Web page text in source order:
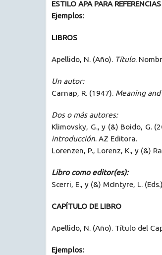
ESTILO APA PARA
Ejemplos:
LIBROS
Apellido, N. (Año). Título.
Un autor:
Carnap, R. (1947). Meaning
Dos o más autores:
Klimovsky, G., y (&) Boido, G.
introducción. AZ Editora.
Lorenzen, P., Lorenz, K., y (&)
Libro como editor(es):
Scerri, E., y (&) McIntyre, L.
CAPÍTULO DE LIBRO
Apellido, N. (Año). Título del
Ejemplos: